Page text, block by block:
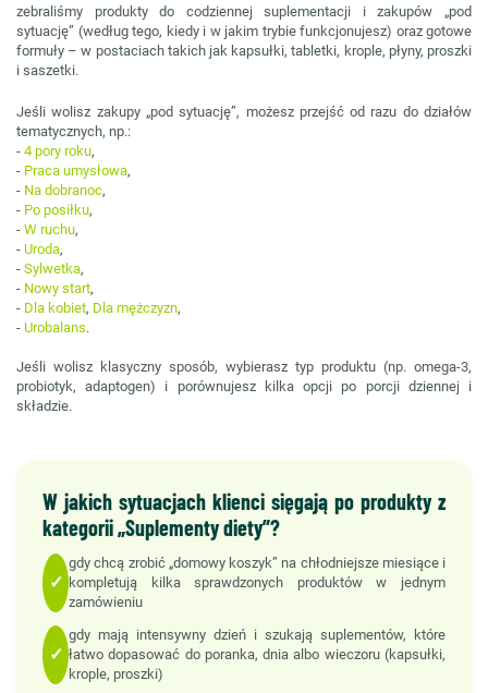
zebraliśmy produkty do codziennej suplementacji i zakupów „pod
sytuację” (według tego, kiedy i w jakim trybie funkcjonujesz) oraz gotowe
formuły – w postaciach takich jak kapsułki, tabletki, krople, płyny, proszki
i saszetki.
Jeśli wolisz zakupy „pod sytuację”, możesz przejść od razu do działów
tematycznych, np.:
- 4 pory roku,
- Praca umysłowa,
- Na dobranoc,
- Po posiłku,
- W ruchu,
- Uroda,
- Sylwetka,
- Nowy start,
- Dla kobiet, Dla mężczyzn,
- Urobalans.
Jeśli wolisz klasyczny sposób, wybierasz typ produktu (np. omega-3,
probiotyk, adaptogen) i porównujesz kilka opcji po porcji dziennej i
składzie.
W jakich sytuacjach klienci sięgają po produkty z
kategorii „Suplementy diety”?
✓
gdy chcą zrobić „domowy koszyk” na chłodniejsze miesiące i
kompletują kilka sprawdzonych produktów w jednym
zamówieniu
✓
gdy mają intensywny dzień i szukają suplementów, które
łatwo dopasować do poranka, dnia albo wieczoru (kapsułki,
krople, proszki)